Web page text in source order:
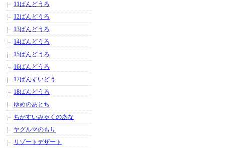
11ばんどうろ
12ばんどうろ
13ばんどうろ
14ばんどうろ
15ばんどうろ
16ばんどうろ
17ばんすいどう
18ばんどうろ
ゆめのあとち
ちかすいみゃくのあな
ヤグルマのもり
リゾートデザート